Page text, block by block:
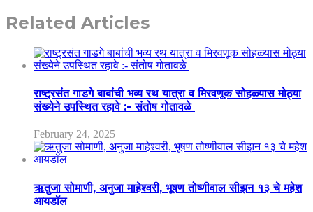
Related Articles
राष्ट्रसंत गाडगे बाबांची भव्य रथ यात्रा व मिरवणूक सोहळ्यास मोठ्या
संख्येने उपस्थित रहावे :- संतोष गोतावळे
February 24, 2025
ऋतुजा सोमाणी, अनुजा माहेश्वरी, भूषण तोष्णीवाल सीझन १३ चे महेश
आयडॉल